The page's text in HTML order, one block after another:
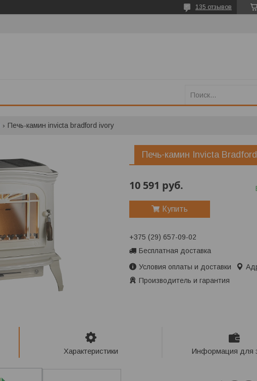
135 отзывов
Печь-камин invicta bradford ivory
Печь-камин Invicta
10 591 руб.
Купить
+375 (29) 657-09-02
Бесплатная доставка
Условия оплаты и доставки
Производитель и гарантия
Характеристики Информация для